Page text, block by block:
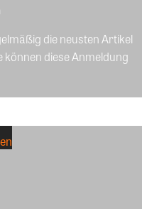
die neusten Artikel
können diese Anmeldung